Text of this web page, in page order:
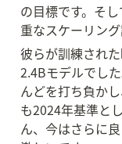
の目標です。そ
重なスケーリング
彼らが訓練され
2.4Bモデルでし
んどを打ち負か
も2024年基準と
ん、今はさらに